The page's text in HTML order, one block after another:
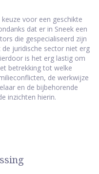
voor een geschikte
dat er in Sneek een
die gespecialiseerd zijn
juridische sector niet erg
is het erg lastig om
betrekking tot welke
de werkwijze
en de bijbehorende
inzichten hierin.